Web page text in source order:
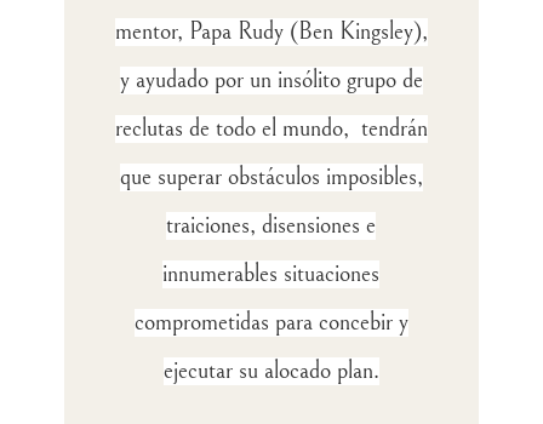
mentor, Papa Rudy (Ben Kingsley),
y ayudado por un insólito grupo de
reclutas de todo el mundo, tendrán
que superar obstáculos imposibles,
traiciones, disensiones e
innumerables situaciones
comprometidas para concebir y
ejecutar su alocado plan.